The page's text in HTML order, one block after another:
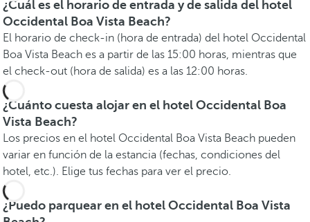
¿Cuál es el horario de entrada y de salida del hotel
Occidental Boa Vista Beach?
El horario de check-in (hora de entrada) del hotel Occidental
Boa Vista Beach es a partir de las 15:00 horas, mientras que
el check-out (hora de salida) es a las 12:00 horas.
¿Cuánto cuesta alojar en el hotel Occidental Boa
Vista Beach?
Los precios en el hotel Occidental Boa Vista Beach pueden
variar en función de la estancia (fechas, condiciones del
hotel, etc.). Elige tus fechas para ver el precio.
¿Puedo parquear en el hotel Occidental Boa Vista